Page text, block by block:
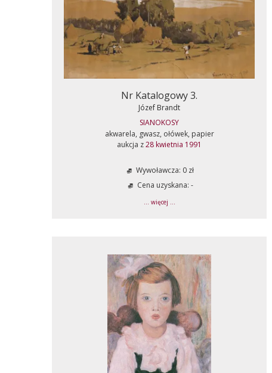
Nr Katalogowy 3.
Józef Brandt
SIANOKOSY
akwarela, gwasz, ołówek, papier
aukcja z28 kwietnia 1991
Wywoławcza: 0 zł
Cena uzyskana: -
... więcej ...